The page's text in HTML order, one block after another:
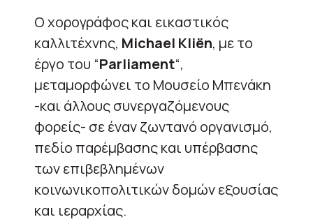
Ο χορογράφος και εικαστικός
καλλιτέχνης, Michael Kliën, με το
έργο του “Parliament“,
μεταμορφώνει το Μουσείο Μπενάκη
-και άλλους συνεργαζόμενους
φορείς- σε έναν ζωντανό οργανισμό,
πεδίο παρέμβασης και υπέρβασης
των επιβεβλημένων
κοινωνικοπολιτικών δομών εξουσίας
και ιεραρχίας.